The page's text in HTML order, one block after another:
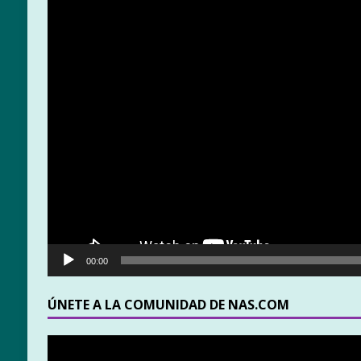
00:00
ÚNETE A LA COMUNIDAD DE NAS.COM